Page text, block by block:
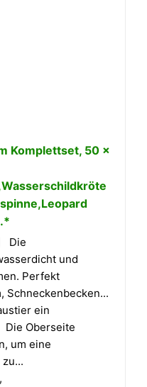
Komplettset, 50 x
Die
und
Perfekt
Schneckenbecken...
ein
Die Oberseite
um eine